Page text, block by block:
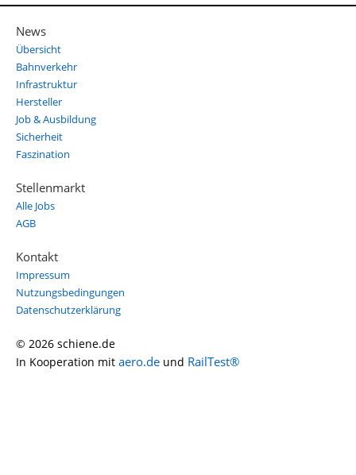
News
Übersicht
Bahnverkehr
Infrastruktur
Hersteller
Job & Ausbildung
Sicherheit
Faszination
Stellenmarkt
Alle Jobs
AGB
Kontakt
Impressum
Nutzungsbedingungen
Datenschutzerklärung
© 2026 schiene.de
In Kooperation mit aero.de und RailTest®